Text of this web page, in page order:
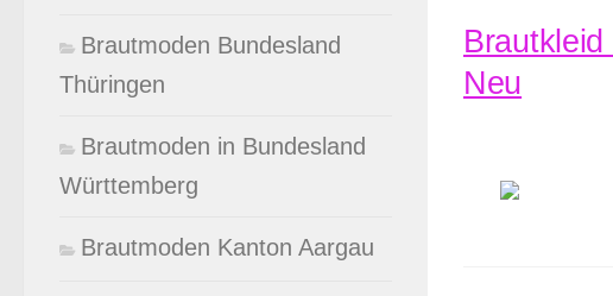
Neu
Brautmoden Bundesland
Thüringen
Brautmoden in Bundesland
Württemberg
Brautmoden Kanton Aargau